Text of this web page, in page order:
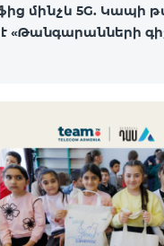
մինչև 5G. Կապի
է «Թանգարանների